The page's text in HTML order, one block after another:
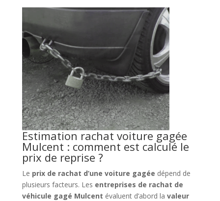
Estimation rachat voiture gagée
Mulcent : comment est calculé le
prix de reprise ?
Le prix de rachat d’une voiture gagée dépend de
plusieurs facteurs. Les entreprises de rachat de
véhicule gagé Mulcent évaluent d’abord la valeur